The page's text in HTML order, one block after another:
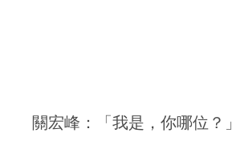
關宏峰：「我是，你哪位？」